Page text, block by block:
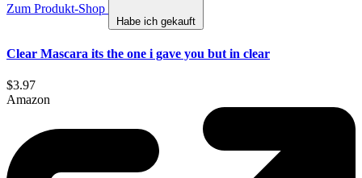
Zum Produkt-Shop
Habe ich gekauft
Clear Mascara its the one i gave you but in clear
$3.97
Amazon